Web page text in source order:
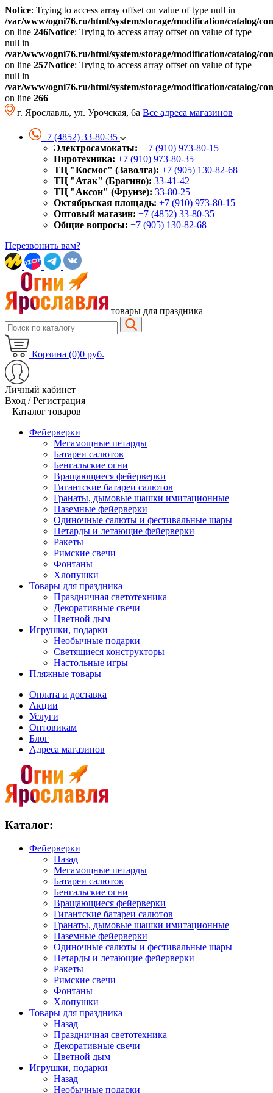
Notice: Trying to access array offset on value of type null in
/var/www/ogni76.ru/html/system/storage/modification/catalog/
on line 246Notice: Trying to access array offset on value of type
null in
/var/www/ogni76.ru/html/system/storage/modification/catalog/
on line 257Notice: Trying to access array offset on value of type
null in
/var/www/ogni76.ru/html/system/storage/modification/catalog/
on line 266
г. Ярославль, ул. Урочская, 6а Все адреса магазинов
+7 (4852) 33-80-35
Электросамокаты: + 7 (910) 973-80-15
Пиротехника: +7 (910) 973-80-35
ТЦ "Космос" (Заволга): +7 (905) 130-82-68
ТЦ "Атак" (Брагино): 33-41-42
ТЦ "Аксон" (Фрунзе): 33-80-25
Октябрьская площадь: +7 (910) 973-80-15
Оптовый магазин: +7 (4852) 33-80-35
Общие вопросы: +7 (905) 130-82-68
Перезвонить вам?
товары для праздника
Корзина (0)0 руб.
Личный кабинет
Вход / Регистрация
Каталог товаров
Фейерверки
Мегамощные петарды
Батареи салютов
Бенгальские огни
Вращающиеся фейерверки
Гигантские батареи салютов
Гранаты, дымовые шашки имитационные
Наземные фейерверки
Одиночные салюты и фестивальные шары
Петарды и летающие фейерверки
Ракеты
Римские свечи
Фонтаны
Хлопушки
Товары для праздника
Праздничная светотехника
Декоративные свечи
Цветной дым
Игрушки, подарки
Необычные подарки
Светящиеся конструкторы
Настольные игры
Пляжные товары
Оплата и доставка
Акции
Услуги
Оптовикам
Блог
Адреса магазинов
Каталог:
Фейерверки
Назад
Мегамощные петарды
Батареи салютов
Бенгальские огни
Вращающиеся фейерверки
Гигантские батареи салютов
Гранаты, дымовые шашки имитационные
Наземные фейерверки
Одиночные салюты и фестивальные шары
Петарды и летающие фейерверки
Ракеты
Римские свечи
Фонтаны
Хлопушки
Товары для праздника
Назад
Праздничная светотехника
Декоративные свечи
Цветной дым
Игрушки, подарки
Назад
Необычные подарки